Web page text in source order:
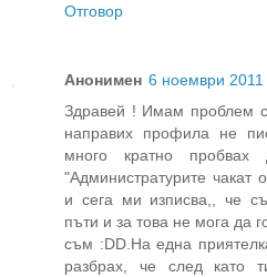
Отговор
Анонимен 6 ноември 2011
Здравей ! Имам проблем
направих профила не
много кратно
"Администратурите чакат
и сега ми изписва,, че
пъти и за това не мога да
съм :DD.На една
разбрах, че след като